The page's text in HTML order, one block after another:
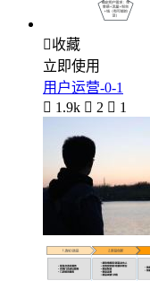
收藏
立即使用
用户运营-0-1
 1.9k  2  1